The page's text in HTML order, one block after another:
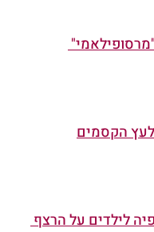
הקסמים
לילדים על הרצף